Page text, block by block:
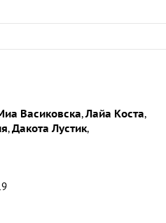
Васиковска,Лайа Коста,
,Дакота Лустик,